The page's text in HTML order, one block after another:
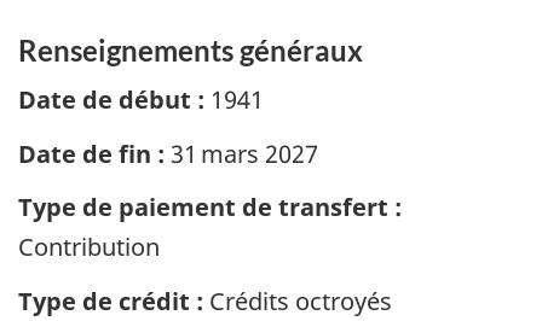
Renseignements généraux
Date de début : 1941
Date de fin : 31 mars 2027
Type de paiement de transfert :
Contribution
Type de crédit : Crédits octroyés